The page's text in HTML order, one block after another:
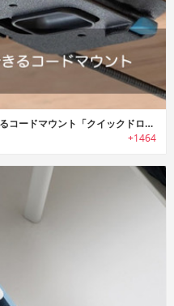
QuickDraw｜デスク裏にマウントできるコードマウント「クイックドロー」
+1464